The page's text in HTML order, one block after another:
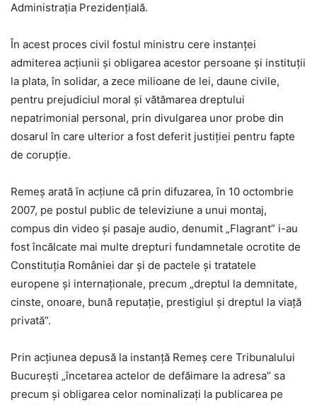
Administraţia Prezidenţială.
În acest proces civil fostul ministru cere instanţei
admiterea acţiunii şi obligarea acestor persoane şi instituţii
la plata, în solidar, a zece milioane de lei, daune civile,
pentru prejudiciul moral şi vătămarea dreptului
nepatrimonial personal, prin divulgarea unor probe din
dosarul în care ulterior a fost deferit justiţiei pentru fapte
de corupţie.
Remeş arată în acţiune că prin difuzarea, în 10 octombrie
2007, pe postul public de televiziune a unui montaj,
compus din video şi pasaje audio, denumit „Flagrant” i-au
fost încălcate mai multe drepturi fundamnetale ocrotite de
Constituţia României dar şi de pactele şi tratatele
europene şi internaţionale, precum „dreptul la demnitate,
cinste, onoare, bună reputaţie, prestigiul şi dreptul la viaţă
privată”.
Prin acţiunea depusă la instanţă Remeş cere Tribunalului
Bucureşti „încetarea actelor de defăimare la adresa” sa
precum şi obligarea celor nominalizaţi la publicarea pe